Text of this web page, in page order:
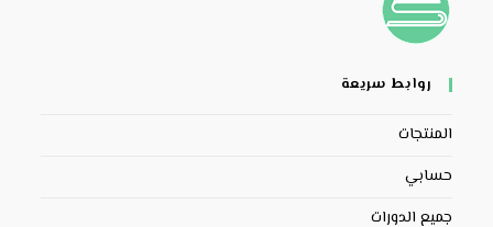
روابط سريعة
المنتجات
حسابي
جميع الدورات